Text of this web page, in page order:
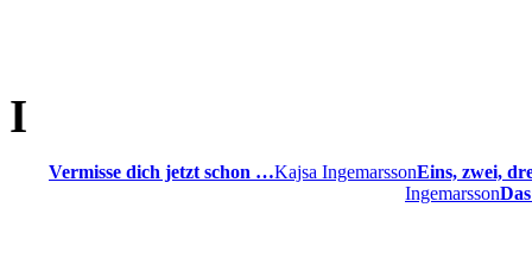
I
Vermisse dich jetzt schon …Kajsa IngemarssonEins, zwei,
Ingemarsson